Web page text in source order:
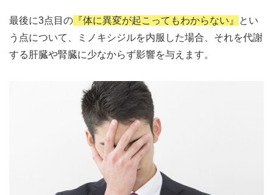
最後に3点目の 『体に異変が起こってもわからない』
とい
う点について、ミノキシジルを内服した場合、それを代謝
する肝臓や腎臓に少なからず影響を与えます。